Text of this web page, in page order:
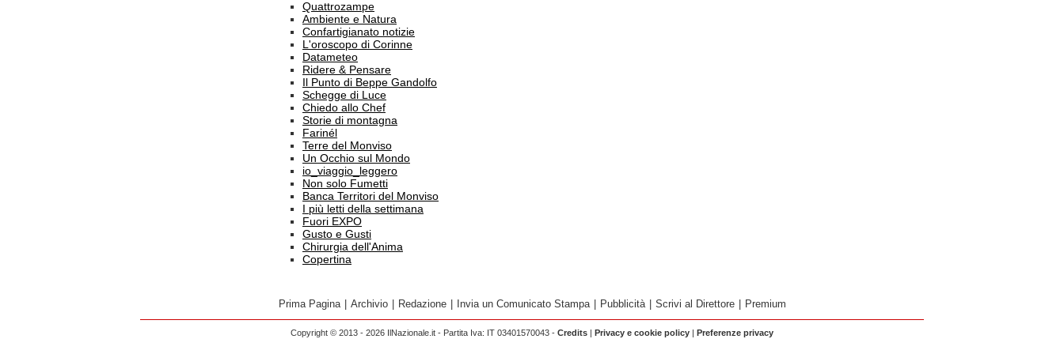
Quattrozampe
Ambiente e Natura
Confartigianato notizie
L'oroscopo di Corinne
Datameteo
Ridere & Pensare
Il Punto di Beppe Gandolfo
Schegge di Luce
Chiedo allo Chef
Storie di montagna
Farinél
Terre del Monviso
Un Occhio sul Mondo
io_viaggio_leggero
Non solo Fumetti
Banca Territori del Monviso
I più letti della settimana
Fuori EXPO
Gusto e Gusti
Chirurgia dell'Anima
Copertina
Prima Pagina Archivio Redazione Invia un Comunicato Stampa Pubblicità Scrivi al Direttore Premium
Copyright © 2013 - 2026 IlNazionale.it - Partita Iva: IT 03401570043 - Credits | Privacy e cookie policy | Preferenze privacy